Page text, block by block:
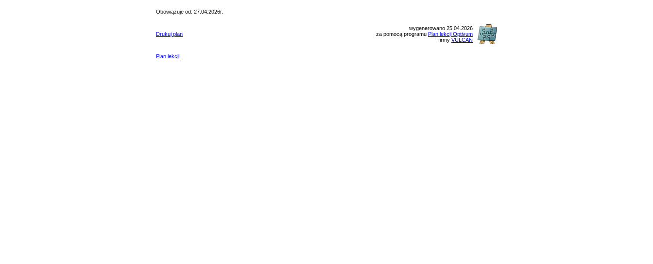
Obowiązuje od: 27.04.2026r.
Drukuj plan
wygenerowano 25.04.2026
za pomocą programu Plan lekcji Optivum
firmy VULCAN
Plan lekcji